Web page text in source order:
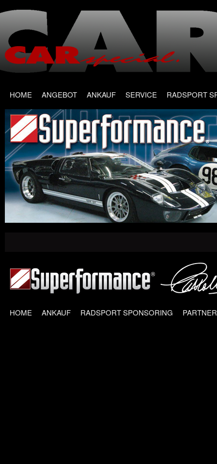
content
HOME ANGEBOT ANKAUF SERVICE RADSPORT
HOME ANKAUF RADSPORT SPONSORING PARTNER